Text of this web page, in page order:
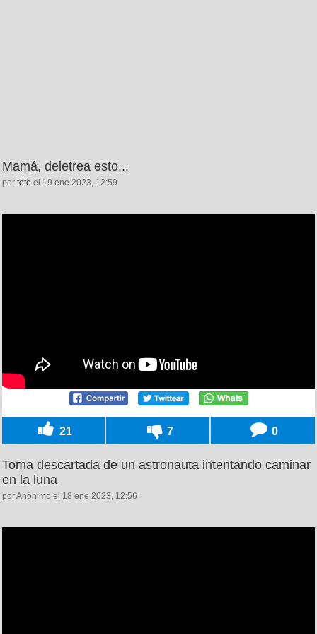
Mamá, deletrea esto...
por tete el 19 ene 2023, 12:59
21 7 0
Toma descartada de un astronauta intentando caminar
en la luna
por Anónimo el 18 ene 2023, 12:56